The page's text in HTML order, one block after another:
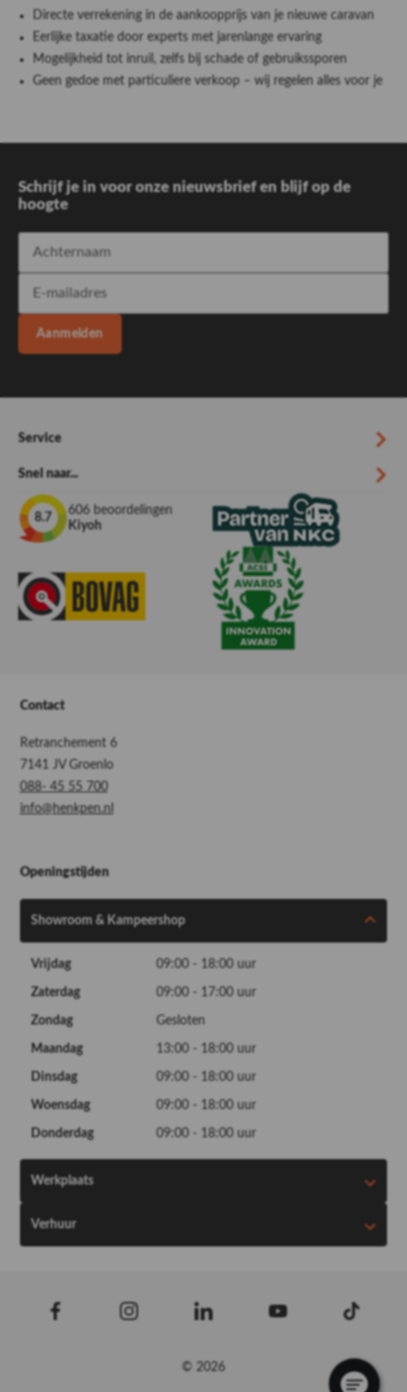
Directe verrekening in de aankoopprijs van je nieuwe caravan
Eerlijke taxatie door experts met jarenlange ervaring
Mogelijkheid tot inruil, zelfs bij schade of gebruikssporen
Geen gedoe met particuliere verkoop – wij regelen alles voor je
Schrijf je in voor onze nieuwsbrief en blijf op de
hoogte
Aanmelden
Service
Snel naar...
8.7
606 beoordelingen
Kiyoh
Contact
Retranchement 6
7141 JV Groenlo
088- 45 55 700
info@henkpen.nl
Openingstijden
Showroom & Kampeershop
Vrijdag 09:00 - 18:00 uur
Zaterdag 09:00 - 17:00 uur
Zondag Gesloten
Maandag 13:00 - 18:00 uur
Dinsdag 09:00 - 18:00 uur
Woensdag 09:00 - 18:00 uur
Donderdag 09:00 - 18:00 uur
Werkplaats
Verhuur
© 2026